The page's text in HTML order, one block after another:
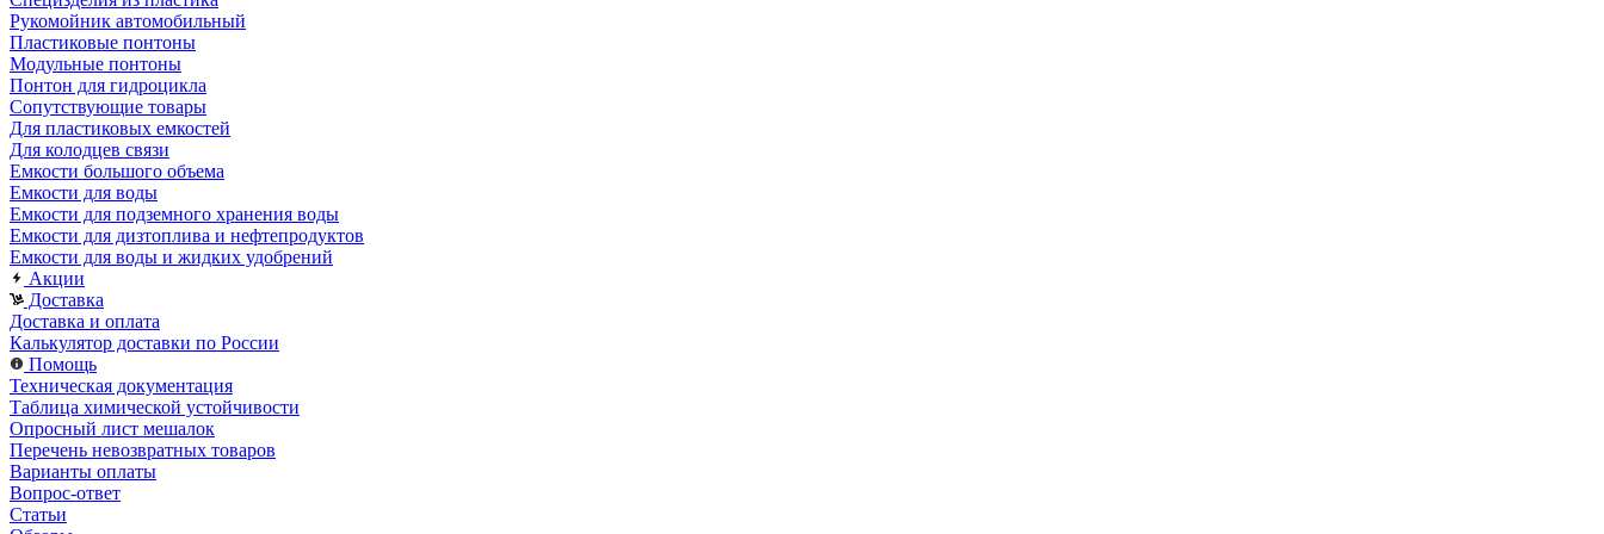
Рукомойник автомобильный
Пластиковые понтоны
Модульные понтоны
Понтон для гидроцикла
Сопутствующие товары
Для пластиковых емкостей
Для колодцев связи
Емкости большого объема
Емкости для воды
Емкости для подземного хранения воды
Емкости для дизтоплива и нефтепродуктов
Емкости для воды и жидких удобрений
Акции
Доставка
Доставка и оплата
Калькулятор доставки по России
Помощь
Техническая документация
Таблица химической устойчивости
Опросный лист мешалок
Перечень невозвратных товаров
Варианты оплаты
Вопрос-ответ
Статьи